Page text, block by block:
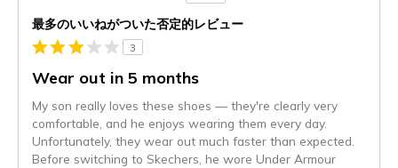
最多のいいねがついた否定的レビュー
3
Wear out in 5 months
My son really loves these shoes — they're clearly very
comfortable, and he enjoys wearing them every day.
Unfortunately, they wear out much faster than expected.
Before switching to Skechers, he wore Under Armour